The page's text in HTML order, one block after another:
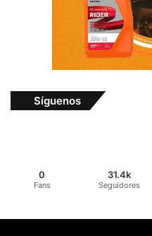
Síguenos
0
Fans
31.4k
Seguidores